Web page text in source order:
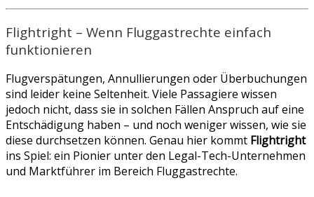
Flightright – Wenn Fluggastrechte einfach
funktionieren
Flugverspätungen, Annullierungen oder Überbuchungen
sind leider keine Seltenheit. Viele Passagiere wissen
jedoch nicht, dass sie in solchen Fällen Anspruch auf eine
Entschädigung haben – und noch weniger wissen, wie sie
diese durchsetzen können. Genau hier kommt Flightright
ins Spiel: ein Pionier unter den Legal-Tech-Unternehmen
und Marktführer im Bereich Fluggastrechte.